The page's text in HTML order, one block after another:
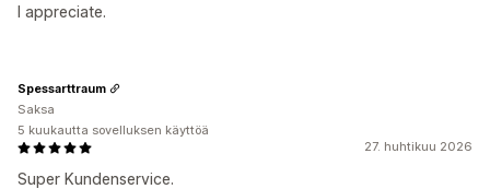
I appreciate.
27. huhtikuu 2026
Super Kundenservice.
Spessarttraum
Saksa
5 kuukautta sovelluksen käyttöä